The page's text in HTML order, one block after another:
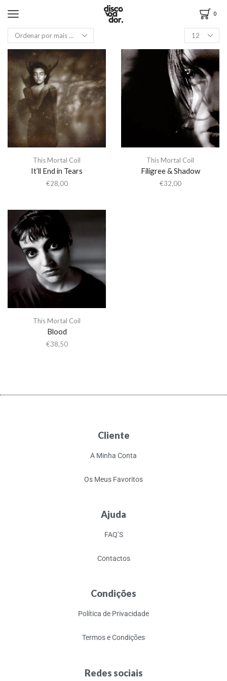
0
This Mortal Coil
It’ll End in Tears
€28,00
This Mortal Coil
Filigree & Shadow
€32,00
This Mortal Coil
Blood
€38,50
Cliente
A Minha Conta
Os Meus Favoritos
Ajuda
FAQ’S
Contactos
Condições
Política de Privacidade
Termos e Condições
Redes sociais